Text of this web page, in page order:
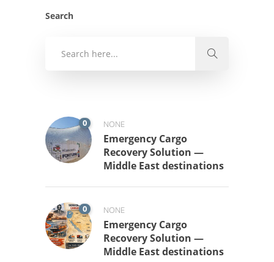
Search
0 NONE
Emergency Cargo
Recovery Solution —
Middle East destinations
0 NONE
Emergency Cargo
Recovery Solution —
Middle East destinations